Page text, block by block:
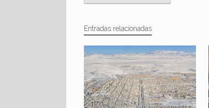
Entradas relacionadas